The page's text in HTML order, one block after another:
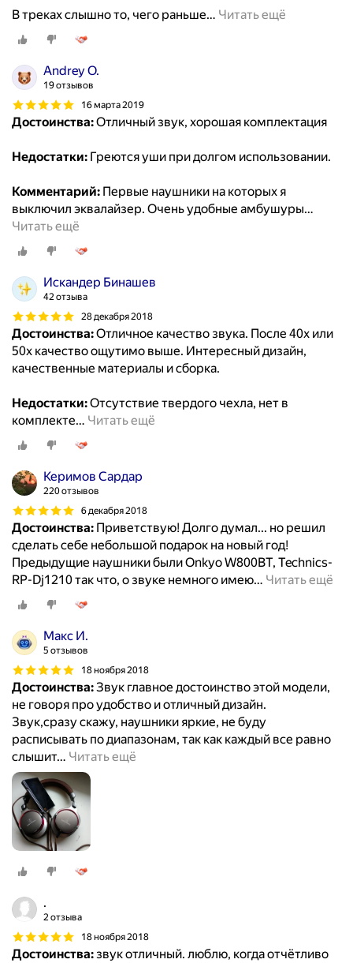
В треках слышно то, чего раньше… Читать ещё
Andrey O.
19 отзывов
16 марта 2019
Достоинства:Отличный звук, хорошая комплектация
Недостатки: Греются уши при долгом использовании.
Комментарий: Первые наушники на которых я
выключил эквалайзер. Очень удобные амбушуры…
Читать ещё
Искандер Бинашев
42 отзыва
28 декабря 2018
Достоинства:Отличное качество звука. После 40x или
50х качество ощутимо выше. Интересный дизайн,
качественные материалы и сборка.
Недостатки:Отсутствие твердого чехла, нет в
комплекте… Читать ещё
Керимов Сардар
220 отзывов
6 декабря 2018
Достоинства: Приветствую! Долго думал... но решил
сделать себе небольшой подарок на новый год!
Предыдущие наушники были Onkyo W800BT, Technics-
RP-Dj1210 так что, о звуке немного имею… Читать ещё
Макс И.
5 отзывов
18 ноября 2018
Достоинства:Звук главное достоинство этой модели,
не говоря про удобство и отличный дизайн.
Звук,сразу скажу, наушники яркие, не буду
расписывать по диапазонам, так как каждый все равно
слышит… Читать ещё
.
2 отзыва
18 ноября 2018
Достоинства:звук отличный. люблю, когда отчётливо